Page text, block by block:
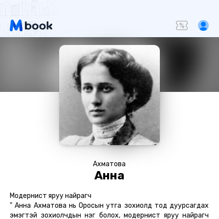
Ахматова
Анна
Модернист яруу найрагч
" Анна Ахматова нь Оросын утга зохиолд тод дуурсагдах
эмэгтэй зохиолчдын нэг болох, модернист яруу найрагч